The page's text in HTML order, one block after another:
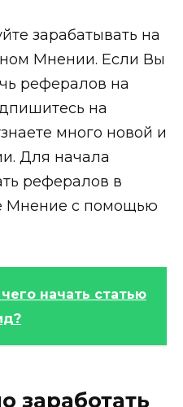
зарабатывать на
Мнении. Если Вы
рефералов на
на
много новой и
Для начала
рефералов в
Мнение с помощью
начать статью
заработать